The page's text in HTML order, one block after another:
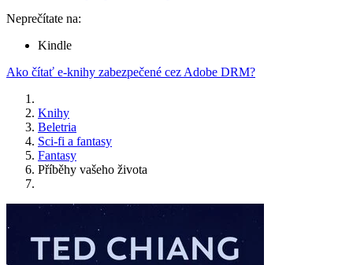
Neprečítate na:
Kindle
Ako čítať e-knihy zabezpečené cez Adobe DRM?
Knihy
Beletria
Sci-fi a fantasy
Fantasy
Příběhy vašeho života